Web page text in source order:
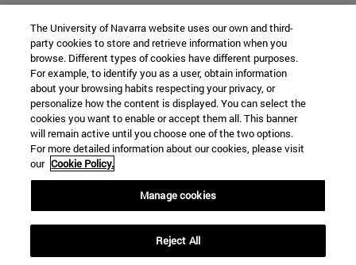
The University of Navarra website uses our own and third-
party cookies to store and retrieve information when you
browse. Different types of cookies have different purposes.
For example, to identify you as a user, obtain information
about your browsing habits respecting your privacy, or
personalize how the content is displayed. You can select the
cookies you want to enable or accept them all. This banner
will remain active until you choose one of the two options.
For more detailed information about our cookies, please visit
our Cookie Policy.
Manage cookies
Reject All